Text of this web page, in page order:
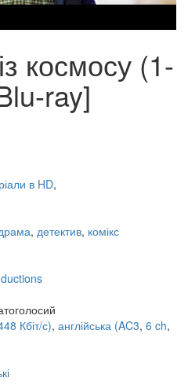
космосу (1-
ray]
в HD,
, детектив, комікс
Кбіт/с), англійська (AC3, 6 ch,